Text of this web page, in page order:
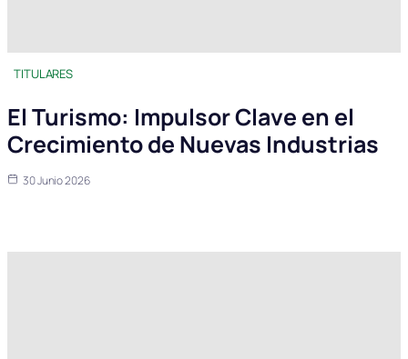
TITULARES
El Turismo: Impulsor Clave en el
Crecimiento de Nuevas Industrias
30 Junio 2026